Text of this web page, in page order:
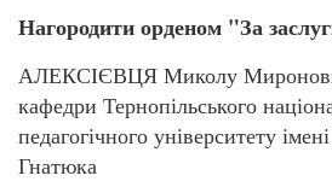
Нагородити орденом "За
АЛЕКСІЄВЦЯ Миколу
кафедри Тернопільського
педагогічного університету
Гнатюка